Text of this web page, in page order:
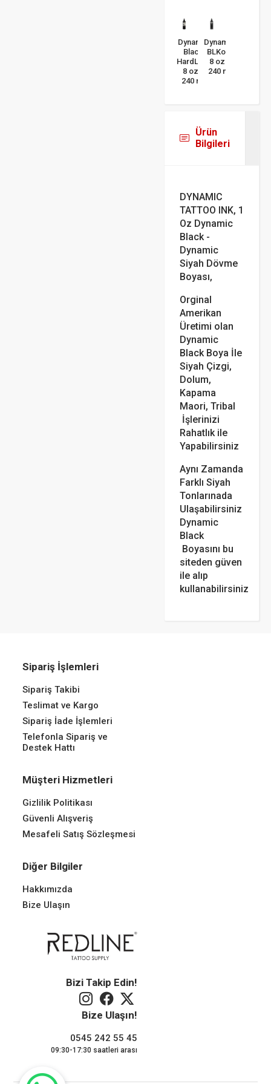
Dynamic
Black
HardLine
8 oz -
240 ml
Dynamic
BLKout
8 oz -
240 ml
Ürün
Bilgileri
DYNAMIC
TATTOO INK, 1
Oz Dynamic
Black -
Dynamic
Siyah Dövme
Boyası,
Orginal
Amerikan
Üretimi olan
Dynamic
Black Boya İle
Siyah Çizgi,
Dolum,
Kapama
Maori, Tribal
İşlerinizi
Rahatlık ile
Yapabilirsiniz
Aynı Zamanda
Farklı Siyah
Tonlarınada
Ulaşabilirsiniz
Dynamic
Black
Boyasını bu
siteden güven
ile alıp
kullanabilirsiniz
Sipariş İşlemleri
Sipariş Takibi
Teslimat ve Kargo
Sipariş İade İşlemleri
Telefonla Sipariş ve
Destek Hattı
Müşteri Hizmetleri
Gizlilik Politikası
Güvenli Alışveriş
Mesafeli Satış Sözleşmesi
Diğer Bilgiler
Hakkımızda
Bize Ulaşın
Bizi Takip Edin!
Bize Ulaşın!
0545 242 55 45
09:30-17:30 saatleri arası